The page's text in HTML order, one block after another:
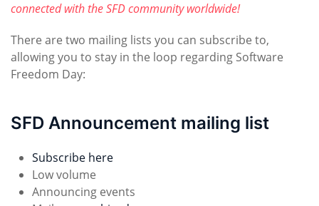
connected with the SFD community worldwide!
There are two mailing lists you can subscribe to,
allowing you to stay in the loop regarding Software
Freedom Day:
SFD Announcement mailing list
Subscribe here
Low volume
Announcing events